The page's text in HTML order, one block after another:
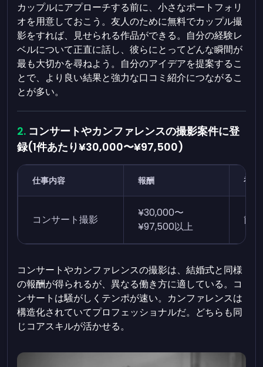
カップルにアプローチする前に、小さなポートフォリ
オを用意しておこう。友人のために無料でカップル撮
影をすれば、見せられる作品ができる。自分の経験レ
ベルについて正直に話し、彼らにとってどんな瞬間が
最も大切かを尋ねよう。自分のアイデアを提案するこ
とで、より良い結果と強力な口コミ紹介につながるこ
とが多い。
コンサートやカンファレンスの撮影案件に登
録(1件あたり¥30,000〜¥97,500)
仕事内容 報酬 初心
コンサート撮影
¥30,000〜
¥97,500以上
簡
コンサートやカンファレンスの撮影は、結婚式と同様
の報酬が得られるが、異なる働き方に適している。コ
ンサートは騒がしくテンポが速い。カンファレンスは
構造化されていてプロフェッショナルだ。どちらも同
じコアスキルが活かせる。